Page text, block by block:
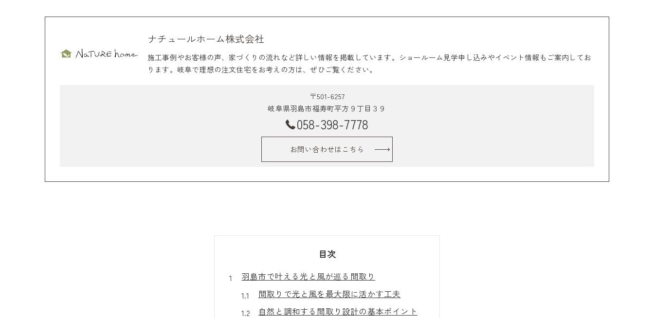
ナチュールホーム株式会社
施工事例やお客様の声、家づくりの流れなど詳しい情報を掲載しています。ショールーム見学申し込みやイベント情報もご案内してお
ります。岐阜で理想の注文住宅をお考えの方は、ぜひご覧ください。
〒501-6257
岐阜県羽島市福寿町平方９丁目３９
058-398-7778
お問い合わせはこちら
目次
羽島市で叶える光と風が巡る間取り
間取りで光と風を最大限に活かす工夫
自然と調和する間取り設計の基本ポイント